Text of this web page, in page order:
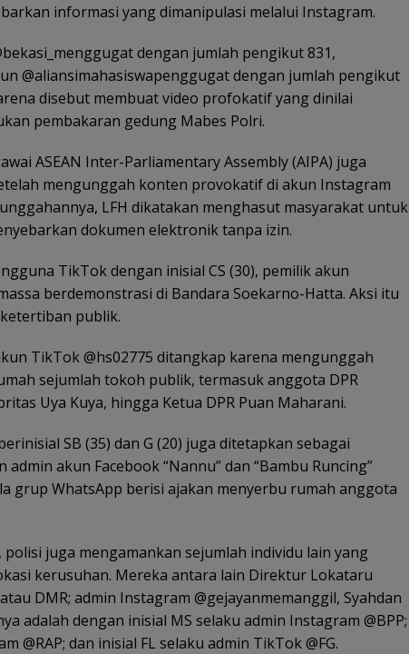
informasi yang dimanipulasi melalui Instagram.
dengan jumlah pengikut 831,
@aliansimahasiswapenggugat dengan jumlah pengikut
disebut membuat video profokatif yang dinilai
pembakaran gedung Mabes Polri.
ASEAN Inter-Parliamentary Assembly (AIPA) juga
mengunggah konten provokatif di akun Instagram
LFH dikatakan menghasut masyarakat untuk
dokumen elektronik tanpa izin.
TikTok dengan inisial CS (30), pemilik akun
berdemonstrasi di Bandara Soekarno-Hatta. Aksi itu
publik.
TikTok @hs02775 ditangkap karena mengunggah
sejumlah tokoh publik, termasuk anggota DPR
Uya Kuya, hingga Ketua DPR Puan Maharani.
SB (35) dan G (20) juga ditetapkan sebagai
akun Facebook “Nannu” dan “Bambu Runcing”
grup WhatsApp berisi ajakan menyerbu rumah anggota
juga mengamankan sejumlah individu lain yang
kerusuhan. Mereka antara lain Direktur Lokataru
DMR; admin Instagram @gejayanmemanggil, Syahdan
adalah dengan inisial MS selaku admin Instagram @BPP;
@RAP; dan inisial FL selaku admin TikTok @FG.